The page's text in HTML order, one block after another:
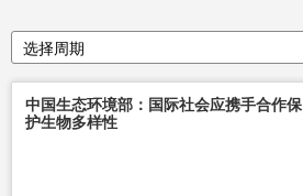
选择周期
中国生态环境部：国际社会应携手合作保
护生物多样性